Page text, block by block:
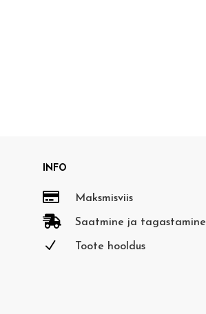
INFO
 Maksmisviis
 Saatmine ja tagastamine
N Toote hooldus